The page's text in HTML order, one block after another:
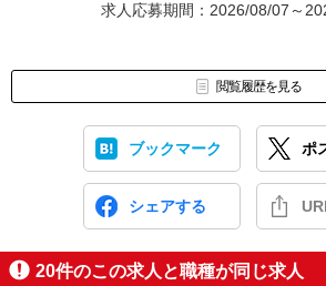
求人応募期間：2026/08/07～
閲覧履歴を見る
ブックマーク ポ
シェアする
20件のこの求人と職種が同じ求人